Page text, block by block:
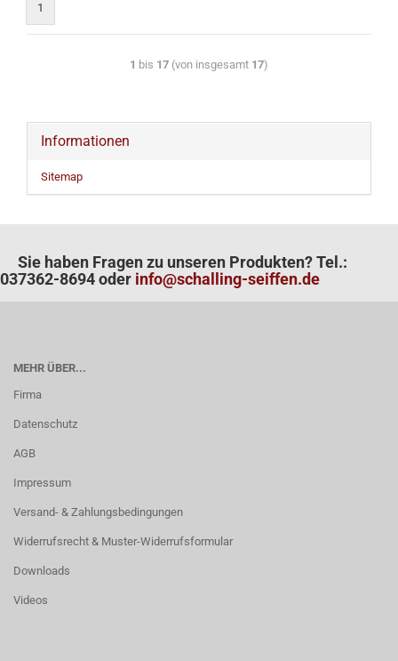
1
1 bis 17 (von insgesamt 17)
Informationen
Sitemap
Sie haben Fragen zu unseren Produkten? Tel.:
037362-8694 oder info@schalling-seiffen.de
MEHR ÜBER...
Firma
Datenschutz
AGB
Impressum
Versand- & Zahlungsbedingungen
Widerrufsrecht & Muster-Widerrufsformular
Downloads
Videos